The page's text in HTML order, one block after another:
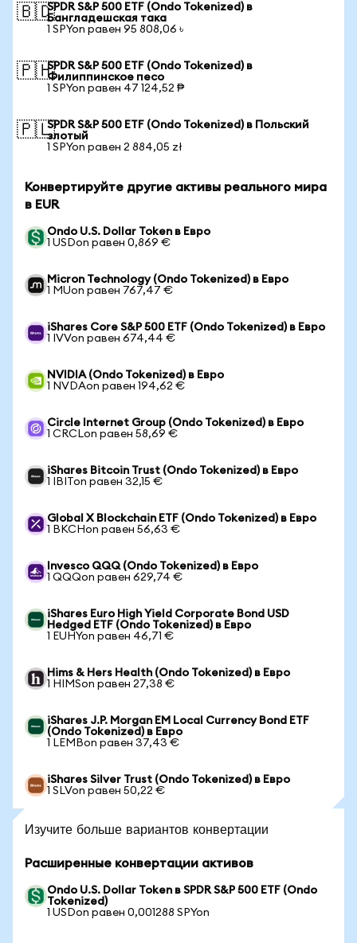
🇧🇩SPDR S&P 500 ETF (Ondo Tokenized) в
Бангладешская така
1 SPYon равен 95 808,06 ৳
🇵🇭SPDR S&P 500 ETF (Ondo Tokenized) в
Филиппинское песо
1 SPYon равен 47 124,52 ₱
🇵🇱SPDR S&P 500 ETF (Ondo Tokenized) в Польский
злотый
1 SPYon равен 2 884,05 zł
Конвертируйте другие активы реального мира
в EUR
Ondo U.S. Dollar Token в Евро
1 USDon равен 0,869 €
Micron Technology (Ondo Tokenized) в Евро
1 MUon равен 767,47 €
iShares Core S&P 500 ETF (Ondo Tokenized) в Евро
1 IVVon равен 674,44 €
NVIDIA (Ondo Tokenized) в Евро
1 NVDAon равен 194,62 €
Circle Internet Group (Ondo Tokenized) в Евро
1 CRCLon равен 58,69 €
iShares Bitcoin Trust (Ondo Tokenized) в Евро
1 IBITon равен 32,15 €
Global X Blockchain ETF (Ondo Tokenized) в Евро
1 BKCHon равен 56,63 €
Invesco QQQ (Ondo Tokenized) в Евро
1 QQQon равен 629,74 €
iShares Euro High Yield Corporate Bond USD
Hedged ETF (Ondo Tokenized) в Евро
1 EUHYon равен 46,71 €
Hims & Hers Health (Ondo Tokenized) в Евро
1 HIMSon равен 27,38 €
iShares J.P. Morgan EM Local Currency Bond ETF
(Ondo Tokenized) в Евро
1 LEMBon равен 37,43 €
iShares Silver Trust (Ondo Tokenized) в Евро
1 SLVon равен 50,22 €
Изучите больше вариантов конвертации
Расширенные конвертации активов
Ondo U.S. Dollar Token в SPDR S&P 500 ETF (Ondo
Tokenized)
1 USDon равен 0,001288 SPYon